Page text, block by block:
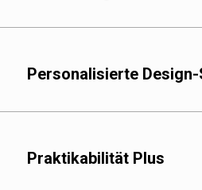
Personalisierte
Praktikabilität Plus